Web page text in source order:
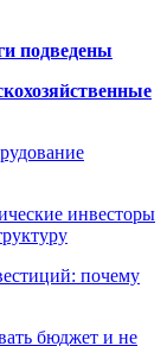
подведены
инвесторы
почему
бюджет и не